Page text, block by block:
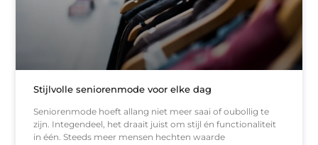
Stijlvolle seniorenmode voor elke dag
Seniorenmode hoeft allang niet meer saai of oubollig te
zijn. Integendeel, het draait juist om stijl én functionaliteit
in één. Steeds meer mensen hechten waarde